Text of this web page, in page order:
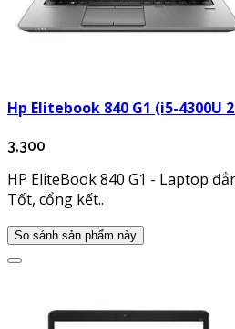
Hp Elitebook 840 G1 (i5-4300U
3,300
HP EliteBook 840 G1 - Laptop
Tốt, cổng kết..
So sánh sản phẩm này